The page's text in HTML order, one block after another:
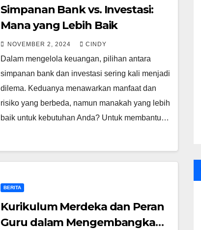
Simpanan Bank vs. Investasi:
Mana yang Lebih Baik
NOVEMBER 2, 2024 CINDY
Dalam mengelola keuangan, pilihan antara
simpanan bank dan investasi sering kali menjadi
dilema. Keduanya menawarkan manfaat dan
risiko yang berbeda, namun manakah yang lebih
baik untuk kebutuhan Anda? Untuk membantu…
BERITA
Kurikulum Merdeka dan Peran
Guru dalam Mengembangkan